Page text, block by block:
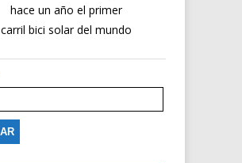
hace un año el primer
carril bici solar del mundo